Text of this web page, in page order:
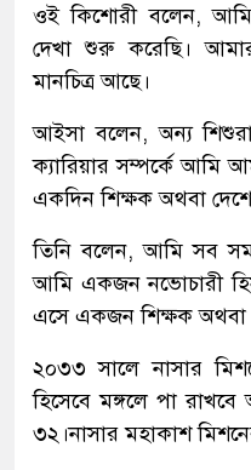
ওই কিশোরী বলেন, আমি
দেখা শুরু করেছি।
মানচিত্র আছে।
আইসা বলেন, অন্য
ক্যারিয়ার সম্পর্কে আমি
একদিন শিক্ষক অথবা
তিনি বলেন, আমি সব
আমি একজন নভোচারী
এসে একজন শিক্ষক অথবা
২০৩৩ সালে নাসার
হিসেবে মঙ্গলে পা
৩২।নাসার মহাকাশ